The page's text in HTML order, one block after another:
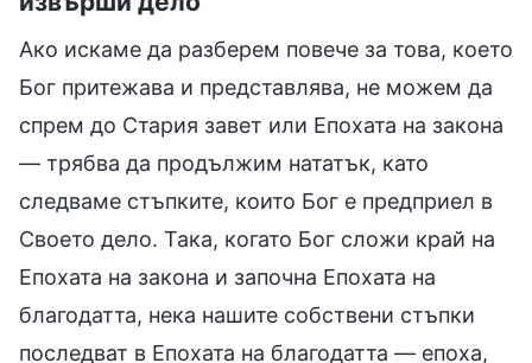
Ако искаме да разберем повече за това, което
Бог притежава и представлява, не можем да
спрем до Стария завет или Епохата на закона
— трябва да продължим нататък, като
следваме стъпките, които Бог е предприел в
Своето дело. Така, когато Бог сложи край на
Епохата на закона и започна Епохата на
благодатта, нека нашите собствени стъпки
последват в Епохата на благодатта — епоха,